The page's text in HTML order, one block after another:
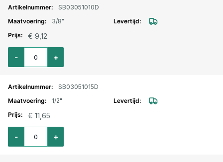
SB03051010D
3/8"
€ 9,12
Aantal voor Drinkwater kogelkraan mess. vernikkeld 3/8"
+
-
SB03051015D
1/2"
€ 11,65
Aantal voor Drinkwater kogelkraan mess. vernikkeld 1/2"
+
-